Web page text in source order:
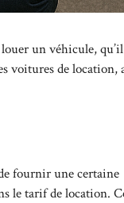
un véhicule, qu’il
voitures de location,
fournir une certaine
le tarif de location.